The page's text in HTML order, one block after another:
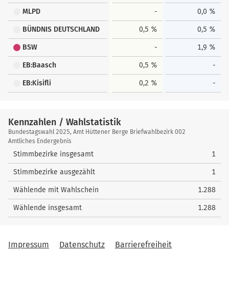
MLPD - 0,0 %
BÜNDNIS DEUTSCHLAND 0,5 % 0,5 %
BSW - 1,9 %
EB:Baasch 0,5 % -
EB:Kisifli 0,2 % -
Kennzahlen / Wahlstatistik
Kennzahlen
/
Wahlstatistik
Bundestagswahl 2025, Amt Hüttener Berge Briefwahlbezirk 002
Amtliches Endergebnis
Stimmbezirke insgesamt 1
Stimmbezirke ausgezählt 1
Wählende mit Wahlschein 1.288
Wählende insgesamt 1.288
Impressum Datenschutz Barrierefreiheit